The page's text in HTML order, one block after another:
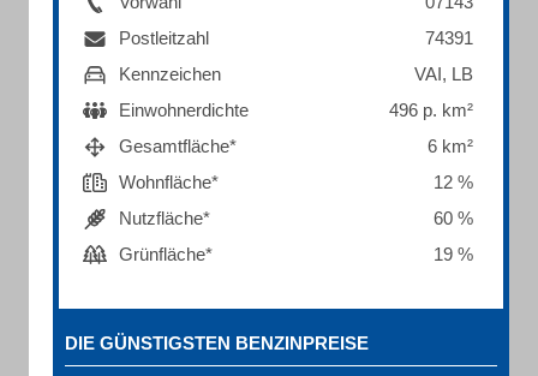
Postleitzahl
74391
Kennzeichen
VAI, LB
Einwohnerdichte
496 p. km²
Gesamtfläche*
6 km²
Wohnfläche*
12 %
Nutzfläche*
60 %
Grünfläche*
19 %
DIE GÜNSTIGSTEN BENZINPREISE